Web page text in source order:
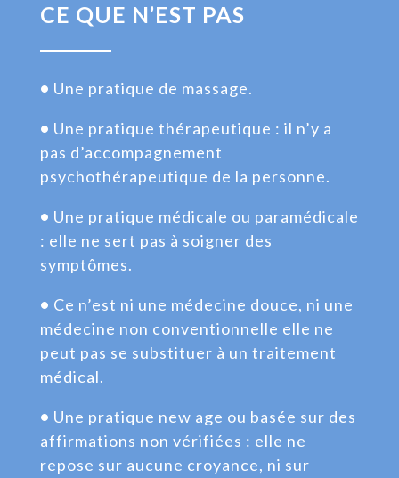
CE QUE N’EST PAS
• Une pratique de massage.
• Une pratique thérapeutique : il n’y a
pas d’accompagnement
psychothérapeutique de la personne.
• Une pratique médicale ou paramédicale
: elle ne sert pas à soigner des
symptômes.
• Ce n’est ni une médecine douce, ni une
médecine non conventionnelle elle ne
peut pas se substituer à un traitement
médical.
• Une pratique new age ou basée sur des
affirmations non vérifiées : elle ne
repose sur aucune croyance, ni sur